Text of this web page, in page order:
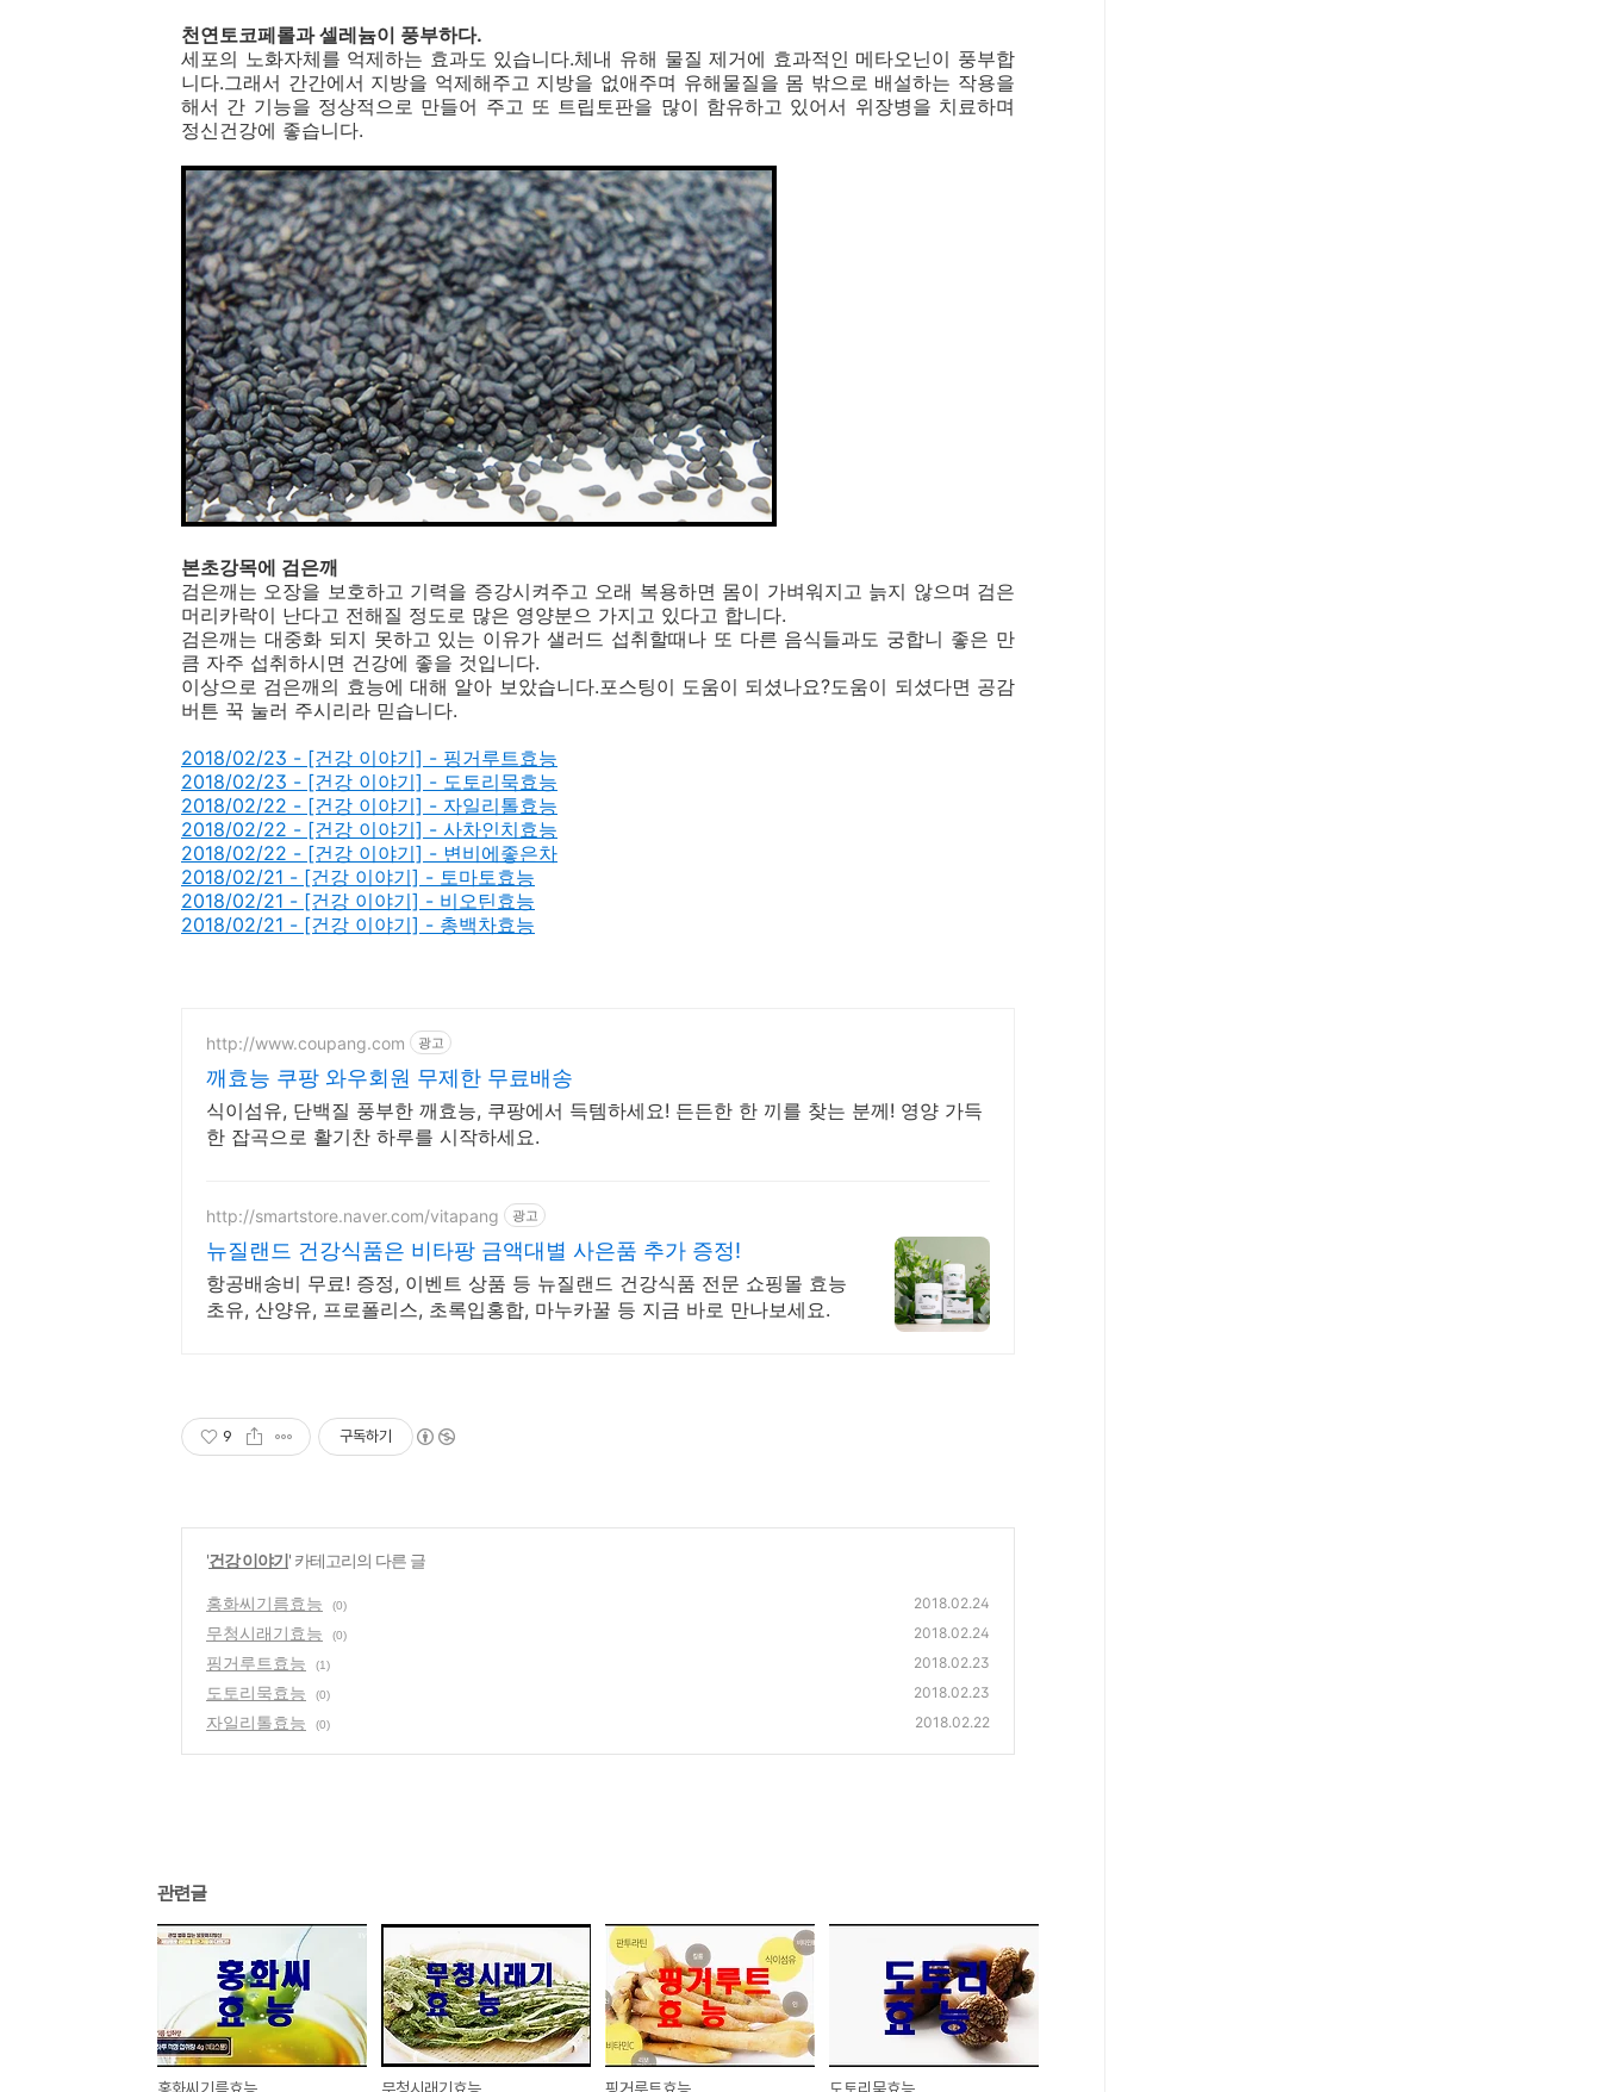
천연토코페롤과 셀레늄이 풍부하다.
세포의 노화자체를 억제하는 효과도 있습니다.체내 유해 물질 제거에 효과적인 메타오닌이 풍부합
니다.그래서 간간에서 지방을 억제해주고 지방을 없애주며 유해물질을 몸 밖으로 배설하는 작용을
해서 간 기능을 정상적으로 만들어 주고 또 트립토판을 많이 함유하고 있어서 위장병을 치료하며
정신건강에 좋습니다.
본초강목에 검은깨
검은깨는 오장을 보호하고 기력을 증강시켜주고 오래 복용하면 몸이 가벼워지고 늙지 않으며 검은
머리카락이 난다고 전해질 정도로 많은 영양분으 가지고 있다고 합니다.
검은깨는 대중화 되지 못하고 있는 이유가 샐러드 섭취할때나 또 다른 음식들과도 궁합니 좋은 만
큼 자주 섭취하시면 건강에 좋을 것입니다.
이상으로 검은깨의 효능에 대해 알아 보았습니다.포스팅이 도움이 되셨나요?도움이 되셨다면 공감
버튼 꾹 눌러 주시리라 믿습니다.
2018/02/23 - [건강 이야기] - 핑거루트효능
2018/02/23 - [건강 이야기] - 도토리묵효능
2018/02/22 - [건강 이야기] - 자일리톨효능
2018/02/22 - [건강 이야기] - 사차인치효능
2018/02/22 - [건강 이야기] - 변비에좋은차
2018/02/21 - [건강 이야기] - 토마토효능
2018/02/21 - [건강 이야기] - 비오틴효능
2018/02/21 - [건강 이야기] - 총백차효능
http://www.coupang.com 광고
깨효능 쿠팡 와우회원 무제한 무료배송
식이섬유, 단백질 풍부한 깨효능, 쿠팡에서 득템하세요! 든든한 한 끼를 찾는 분께! 영양 가득
한 잡곡으로 활기찬 하루를 시작하세요.
http://smartstore.naver.com/vitapang 광고
뉴질랜드 건강식품은 비타팡 금액대별 사은품 추가 증정!
항공배송비 무료! 증정, 이벤트 상품 등 뉴질랜드 건강식품 전문 쇼핑몰 효능
초유, 산양유, 프로폴리스, 초록입홍합, 마누카꿀 등 지금 바로 만나보세요.
9 구독하기
'건강 이야기' 카테고리의 다른 글
홍화씨기름효능 (0) 2018.02.24
무청시래기효능 (0) 2018.02.24
핑거루트효능 (1) 2018.02.23
도토리묵효능 (0) 2018.02.23
자일리톨효능 (0) 2018.02.22
관련글